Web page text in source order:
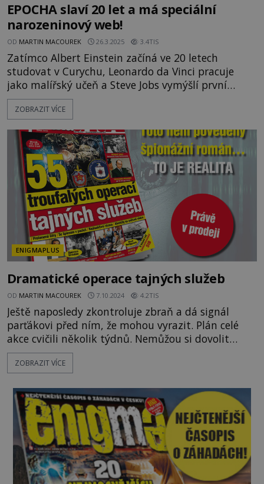
EPOCHA slaví 20 let a má speciální
narozeninový web!
OD MARTIN MACOUREK 26.3.2025 3.4TIS
Zatímco Albert Einstein začíná ve 20 letech
studovat v Curychu, Leonardo da Vinci pracuje
jako malířský učeň a Steve Jobs vymýšlí první
prototyp svého počítače, EPOCHA má za sebou 520
vydání a směle pokračuje dál. Právě v těchto
této příležitosti jsme vydali speciální webovou
stránku epocha20let.cz, kde na vás čeká nejedno
překvapení. Co jsme p
ZOBRAZIT VÍCE
ENIGMAPLUS
Dramatické operace tajných služeb
OD MARTIN MACOUREK 7.10.2024 4.2TIS
Ještě naposledy zkontroluje zbraň a dá signál
parťákovi před ním, že mohou vyrazit. Plán celé
akce cvičili několik týdnů. Nemůžou si dovolit
sebemenší chybičku, jinak vše přijde vniveč. A
hlavně, pověst jejich tajné služby se otřese v
Speciál zažijete pořádně horké chvilky. Na paškál
jsme si totiž vzali operace tajných služeb, kde není
o drama, akc
ZOBRAZIT VÍCE